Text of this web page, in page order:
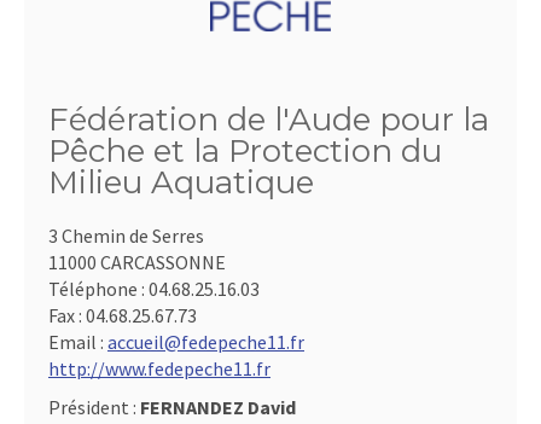
Fédération de l'Aude pour la
Pêche et la Protection du
Milieu Aquatique
3 Chemin de Serres
11000 CARCASSONNE
Téléphone : 04.68.25.16.03
Fax : 04.68.25.67.73
Email : accueil@fedepeche11.fr
http://www.fedepeche11.fr
Président : FERNANDEZ David